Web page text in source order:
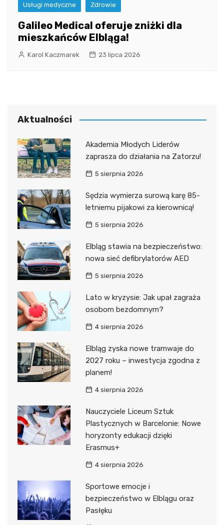
Usługi medyczne Zdrowie
Galileo Medical oferuje zniżki dla
mieszkańców Elbląga!
Karol Kaczmarek 23 lipca 2026
Aktualności
Akademia Młodych Liderów
zaprasza do działania na Zatorzu!
5 sierpnia 2026
Sędzia wymierza surową karę 85-
letniemu pijakowi za kierownicą!
5 sierpnia 2026
Elbląg stawia na bezpieczeństwo:
nowa sieć defibrylatorów AED
5 sierpnia 2026
Lato w kryzysie: Jak upał zagraża
osobom bezdomnym?
4 sierpnia 2026
Elbląg zyska nowe tramwaje do
2027 roku – inwestycja zgodna z
planem!
4 sierpnia 2026
Nauczyciele Liceum Sztuk
Plastycznych w Barcelonie: Nowe
horyzonty edukacji dzięki
Erasmus+
4 sierpnia 2026
Sportowe emocje i
bezpieczeństwo w Elblągu oraz
Pasłęku